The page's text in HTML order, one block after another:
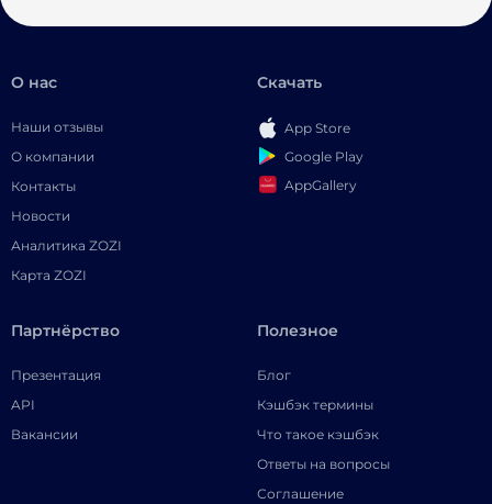
О нас
Наши отзывы
О компании
Контакты
Новости
Аналитика ZOZI
Карта ZOZI
Скачать
App Store
Google Play
AppGallery
Партнёрство
Презентация
API
Вакансии
Полезное
Блог
Кэшбэк термины
Что такое кэшбэк
Ответы на вопросы
Соглашение